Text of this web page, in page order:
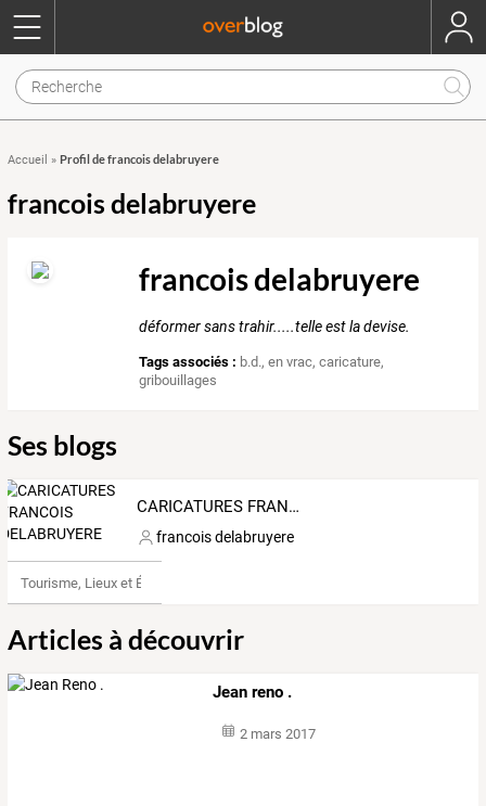
Accueil » Profil de francois delabruyere
francois delabruyere
francois delabruyere
déformer sans trahir.....telle est la devise.
Tags associés : b.d.,en vrac,caricature,
gribouillages
Ses blogs
CARICATURES FRANCOIS DELABRUYERE
francois delabruyere
Tourisme, Lieux et Événements
Articles à découvrir
Jean reno .
2 mars 2017